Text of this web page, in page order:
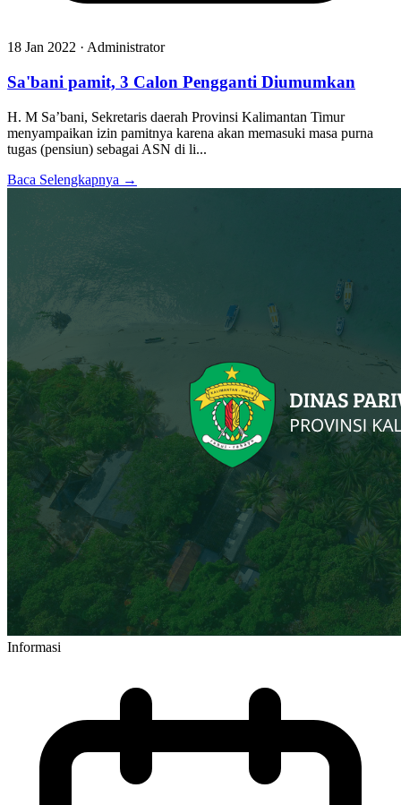
18 Jan 2022 · Administrator
Sa'bani pamit, 3 Calon Pengganti Diumumkan
H. M Sa’bani, Sekretaris daerah Provinsi Kalimantan Timur
menyampaikan izin pamitnya karena akan memasuki masa purna
tugas (pensiun) sebagai ASN di li...
Baca Selengkapnya →
Informasi